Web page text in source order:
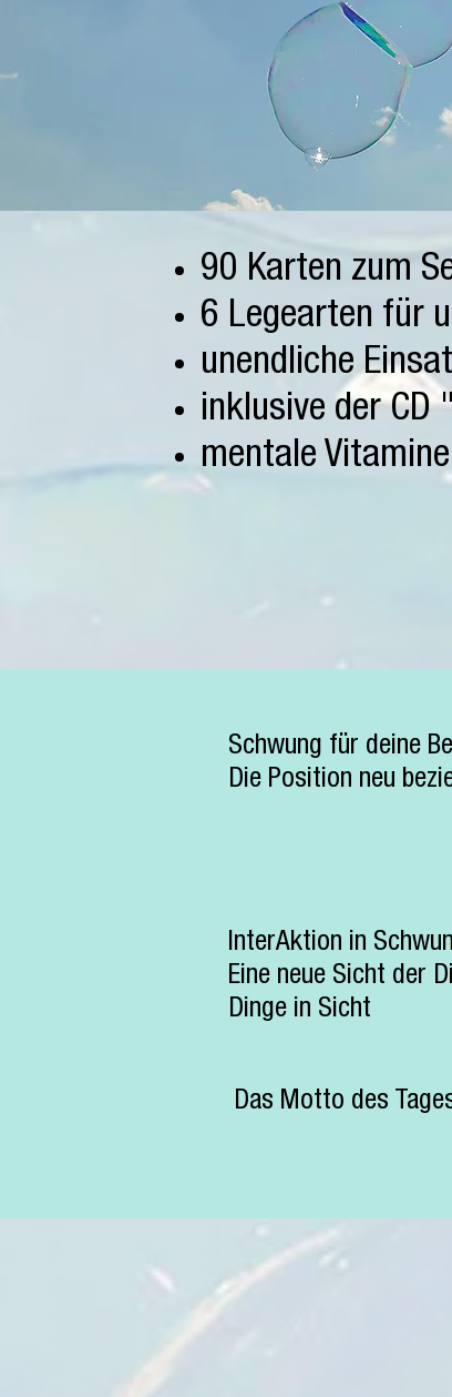
90 Karten zum
6 Legearten für
unendliche
inklusive der CD
mentale
Schwung für deine
Die Position neu
InterAktion in
Eine neue Sicht der
Dinge in Sicht
Das Motto des